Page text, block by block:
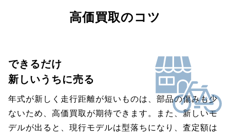
高価買取のコツ
できるだけ
新しいうちに売る
年式が新しく走行距離が短いものは、部品の傷みも少
ないため、高価買取が期待できます。また、新しいモ
デルが出ると、現行モデルは型落ちになり、査定額は